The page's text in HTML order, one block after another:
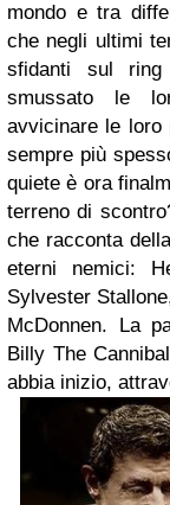
mondo e tra
che negli ultimi
sfidanti sul ring
smussato le
avvicinare le loro
sempre più
quiete è ora
terreno di
che racconta
eterni nemici:
Sylvester
McDonnen. La
Billy The
abbia inizio,